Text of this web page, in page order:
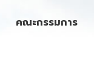
คณะกรรมการ